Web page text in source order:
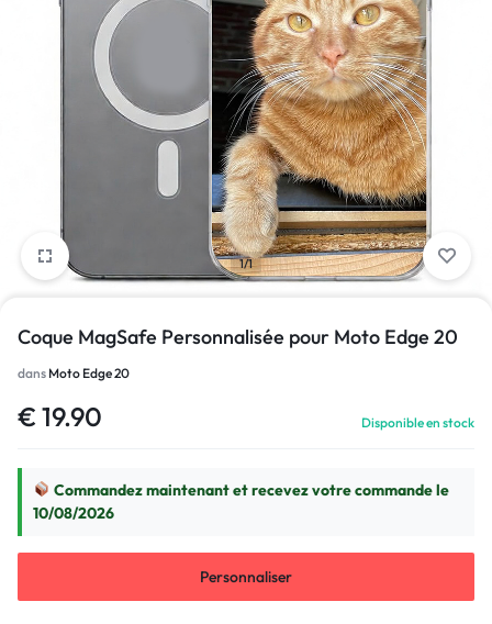
1/1
Coque MagSafe Personnalisée pour Moto Edge 20
dans Moto Edge 20
€ 19.90 Disponible en stock
Commandez maintenant et recevez votre commande le
10/08/2026
Personnaliser